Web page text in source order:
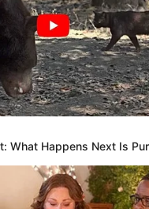
What Happens Next Is